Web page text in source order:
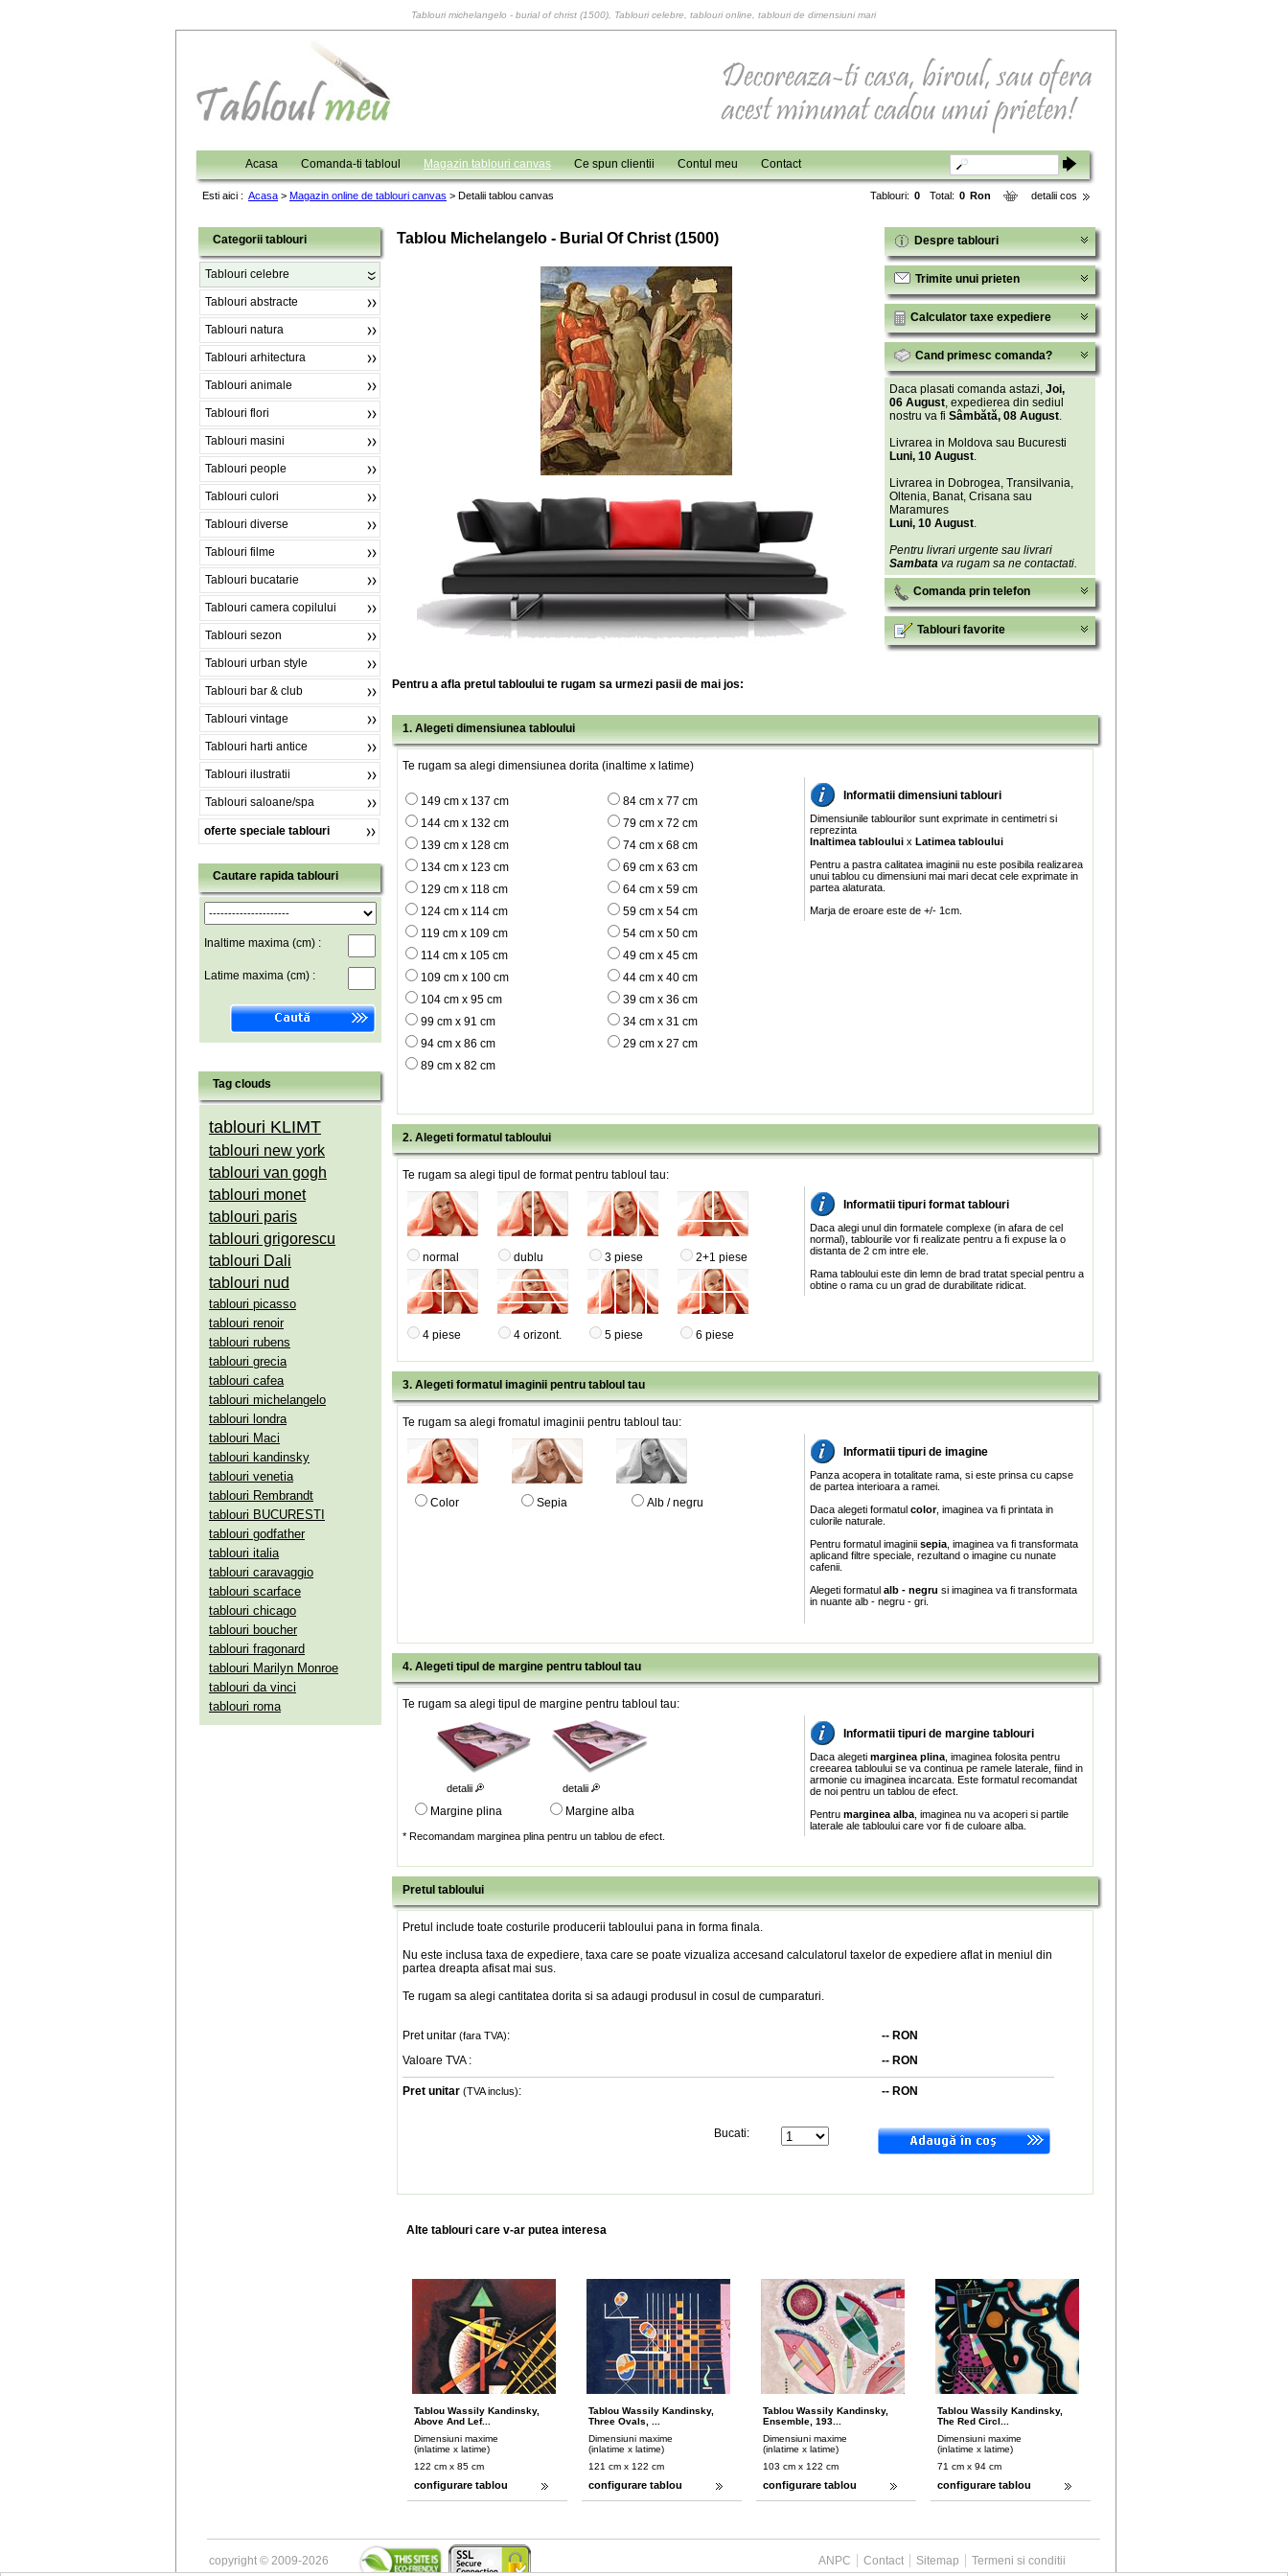
Tablouri michelangelo - burial of christ (1500), Tablouri celebre, tablouri online, tablouri de dimensiuni mari
Acasa Comanda-ti tabloul Magazin tablouri canvas Ce spun clientii Contul meu Contact
Esti aici : Acasa > Magazin online de tablouri canvas > Detalii tablou canvas detalii cos
Tablouri: 0 Total: 0 Ron
Categorii tablouri
Tablouri celebre
Tablouri abstracte
Tablouri natura
Tablouri arhitectura
Tablouri animale
Tablouri flori
Tablouri masini
Tablouri people
Tablouri culori
Tablouri diverse
Tablouri filme
Tablouri bucatarie
Tablouri camera copilului
Tablouri sezon
Tablouri urban style
Tablouri bar & club
Tablouri vintage
Tablouri harti antice
Tablouri ilustratii
Tablouri saloane/spa
oferte speciale tablouri
Cautare rapida tablouri
Inaltime maxima (cm) :
Latime maxima (cm) :
Tag clouds
tablouri KLIMT
tablouri new york
tablouri van gogh
tablouri monet
tablouri paris
tablouri grigorescu
tablouri Dali
tablouri nud
tablouri picasso
tablouri renoir
tablouri rubens
tablouri grecia
tablouri cafea
tablouri michelangelo
tablouri londra
tablouri Maci
tablouri kandinsky
tablouri venetia
tablouri Rembrandt
tablouri BUCURESTI
tablouri godfather
tablouri italia
tablouri caravaggio
tablouri scarface
tablouri chicago
tablouri boucher
tablouri fragonard
tablouri Marilyn Monroe
tablouri da vinci
tablouri roma
Tablou Michelangelo - Burial Of Christ (1500) Despre tablouri
Trimite unui prieten
Calculator taxe expediere
Cand primesc comanda?
Daca plasati comanda astazi, Joi,
06 August, expedierea din sediul
nostru va fi Sâmbătă, 08 August.
Livrarea in Moldova sau Bucuresti
Luni, 10 August.
Livrarea in Dobrogea, Transilvania,
Oltenia, Banat, Crisana sau
Maramures
Luni, 10 August.
Pentru livrari urgente sau livrari
Sambata va rugam sa ne contactati.
Comanda prin telefon
Tablouri favorite
Pentru a afla pretul tabloului te rugam sa urmezi pasii de mai jos:
1. Alegeti dimensiunea tabloului
Te rugam sa alegi dimensiunea dorita (inaltime x latime)
149 cm x 137 cm
84 cm x 77 cm
144 cm x 132 cm
79 cm x 72 cm
139 cm x 128 cm
74 cm x 68 cm
134 cm x 123 cm
69 cm x 63 cm
129 cm x 118 cm
64 cm x 59 cm
124 cm x 114 cm
59 cm x 54 cm
119 cm x 109 cm
54 cm x 50 cm
114 cm x 105 cm
49 cm x 45 cm
109 cm x 100 cm
44 cm x 40 cm
104 cm x 95 cm
39 cm x 36 cm
99 cm x 91 cm
34 cm x 31 cm
94 cm x 86 cm
29 cm x 27 cm
89 cm x 82 cm
Informatii dimensiuni tablouri
Dimensiunile tablourilor sunt exprimate in centimetri si
reprezinta
Inaltimea tabloului x Latimea tabloului
Pentru a pastra calitatea imaginii nu este posibila realizarea
unui tablou cu dimensiuni mai mari decat cele exprimate in
partea alaturata.
Marja de eroare este de +/- 1cm.
2. Alegeti formatul tabloului
Te rugam sa alegi tipul de format pentru tabloul tau:
normal dublu 3 piese 2+1 piese
Informatii tipuri format tablouri
Daca alegi unul din formatele complexe (in afara de cel
normal), tablourile vor fi realizate pentru a fi expuse la o
distanta de 2 cm intre ele.
Rama tabloului este din lemn de brad tratat special pentru a
obtine o rama cu un grad de durabilitate ridicat.
4 piese 4 orizont. 5 piese 6 piese
3. Alegeti formatul imaginii pentru tabloul tau
Te rugam sa alegi fromatul imaginii pentru tabloul tau:
Color Sepia Alb / negru
Informatii tipuri de imagine
Panza acopera in totalitate rama, si este prinsa cu capse
de partea interioara a ramei.
Daca alegeti formatul color, imaginea va fi printata in
culorile naturale.
Pentru formatul imaginii sepia , imaginea va fi transformata
aplicand filtre speciale, rezultand o imagine cu nunate
cafenii.
Alegeti formatul alb - negru si imaginea va fi transformata
in nuante alb - negru - gri.
4. Alegeti tipul de margine pentru tabloul tau
Te rugam sa alegi tipul de margine pentru tabloul tau:
detalii detalii
Margine plina Margine alba
* Recomandam marginea plina pentru un tablou de efect.
Informatii tipuri de margine tablouri
Daca alegeti marginea plina , imaginea folosita pentru
creearea tabloului se va continua pe ramele laterale, fiind in
armonie cu imaginea incarcata. Este formatul recomandat
de noi pentru un tablou de efect.
Pentru marginea alba , imaginea nu va acoperi si partile
laterale ale tabloului care vor fi de culoare alba.
Pretul tabloului
Pretul include toate costurile producerii tabloului pana in forma finala.
Nu este inclusa taxa de expediere, taxa care se poate vizualiza accesand calculatorul taxelor de expediere aflat in meniul din
partea dreapta afisat mai sus.
Te rugam sa alegi cantitatea dorita si sa adaugi produsul in cosul de cumparaturi.
Pret unitar (fara TVA): -- RON
Valoare TVA : -- RON
Pret unitar (TVA inclus): -- RON
Bucati:
Alte tablouri care v-ar putea interesa
Tablou Wassily Kandinsky,
Above And Lef...
Dimensiuni maxime
(inlatime x latime)
122 cm x 85 cm
configurare tablou
Tablou Wassily Kandinsky,
Three Ovals, ...
Dimensiuni maxime
(inlatime x latime)
121 cm x 122 cm
configurare tablou
Tablou Wassily Kandinsky,
Ensemble, 193...
Dimensiuni maxime
(inlatime x latime)
103 cm x 122 cm
configurare tablou
Tablou Wassily Kandinsky,
The Red Circl...
Dimensiuni maxime
(inlatime x latime)
71 cm x 94 cm
configurare tablou
copyright © 2009-2026 ANPC Contact Sitemap Termeni si conditii